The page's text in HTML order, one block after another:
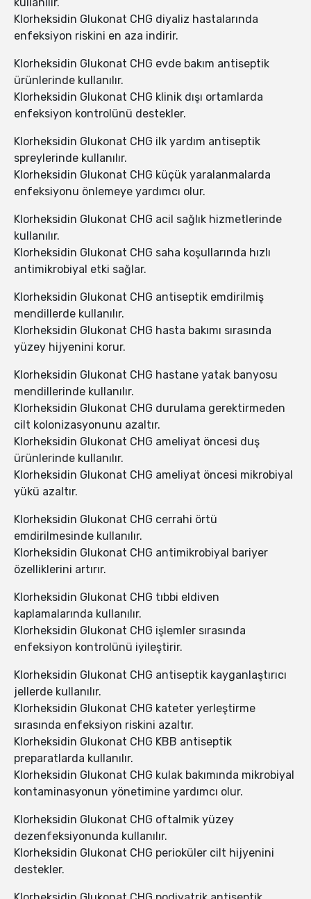
Klorheksidin Glukonat CHG diyaliz hastalarında
enfeksiyon riskini en aza indirir.
Klorheksidin Glukonat CHG evde bakım antiseptik
ürünlerinde kullanılır.
Klorheksidin Glukonat CHG klinik dışı ortamlarda
enfeksiyon kontrolünü destekler.
Klorheksidin Glukonat CHG ilk yardım antiseptik
spreylerinde kullanılır.
Klorheksidin Glukonat CHG küçük yaralanmalarda
enfeksiyonu önlemeye yardımcı olur.
Klorheksidin Glukonat CHG acil sağlık hizmetlerinde
kullanılır.
Klorheksidin Glukonat CHG saha koşullarında hızlı
antimikrobiyal etki sağlar.
Klorheksidin Glukonat CHG antiseptik emdirilmiş
mendillerde kullanılır.
Klorheksidin Glukonat CHG hasta bakımı sırasında
yüzey hijyenini korur.
Klorheksidin Glukonat CHG hastane yatak banyosu
mendillerinde kullanılır.
Klorheksidin Glukonat CHG durulama gerektirmeden
cilt kolonizasyonunu azaltır.
Klorheksidin Glukonat CHG ameliyat öncesi duş
ürünlerinde kullanılır.
Klorheksidin Glukonat CHG ameliyat öncesi mikrobiyal
yükü azaltır.
Klorheksidin Glukonat CHG cerrahi örtü
emdirilmesinde kullanılır.
Klorheksidin Glukonat CHG antimikrobiyal bariyer
özelliklerini artırır.
Klorheksidin Glukonat CHG tıbbi eldiven
kaplamalarında kullanılır.
Klorheksidin Glukonat CHG işlemler sırasında
enfeksiyon kontrolünü iyileştirir.
Klorheksidin Glukonat CHG antiseptik kayganlaştırıcı
jellerde kullanılır.
Klorheksidin Glukonat CHG kateter yerleştirme
sırasında enfeksiyon riskini azaltır.
Klorheksidin Glukonat CHG KBB antiseptik
preparatlarda kullanılır.
Klorheksidin Glukonat CHG kulak bakımında mikrobiyal
kontaminasyonun yönetimine yardımcı olur.
Klorheksidin Glukonat CHG oftalmik yüzey
dezenfeksiyonunda kullanılır.
Klorheksidin Glukonat CHG perioküler cilt hijyenini
destekler.